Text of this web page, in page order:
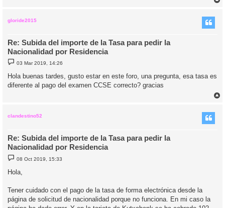
gloride2015
Re: Subida del importe de la Tasa para pedir la
Nacionalidad por Residencia
M
e
n
s
a
03 Mar 2019, 14:26
Hola buenas tardes, gusto estar en este foro, una pregunta, esa tasa es
diferente al pago del examen CCSE correcto? gracias
clandestino52
Re: Subida del importe de la Tasa para pedir la
Nacionalidad por Residencia
M
e
n
s
e
08 Oct 2019, 15:33
Hola,
Tener cuidado con el pago de la tasa de forma electrónica desde la
página de solicitud de nacionalidad porque no funciona. En mi caso la